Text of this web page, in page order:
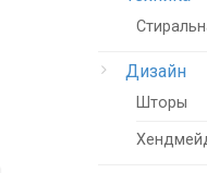
Дизайн
Шторы